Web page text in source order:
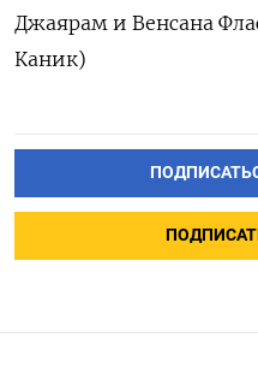
Джаярам и Венсана
Каник)